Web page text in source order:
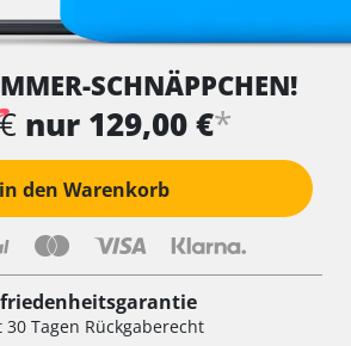
SCHNÄPPCHEN!
nur 129,00 €*
in den Warenkorb
30 Tagen Rückgaberecht